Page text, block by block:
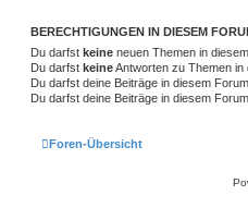
BERECHTIGUNGEN IN DIESEM
Du darfst keine neuen Themen in
Du darfst keineAntworten zu Themen in
Du darfst deine Beiträge in diesem Forum
Du darfst deine Beiträge in diesem Forum
Foren-Übersicht